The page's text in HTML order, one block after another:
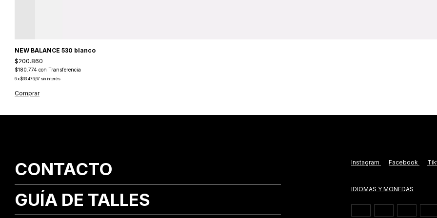
NEW BALANCE 530 blanco
$200.860
$180.774 con Transferencia
6 x $33.476,67 sin interés
Comprar
CONTACTO
GUÍA DE TALLES
Instagram Facebook
IDIOMAS Y MONEDAS